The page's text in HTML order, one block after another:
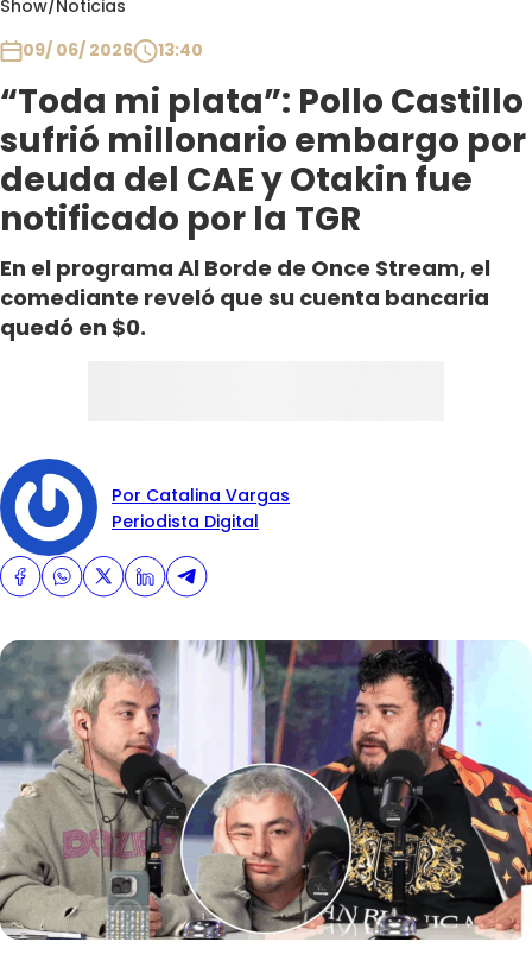
Show/Noticias
09/ 06/ 2026
13:40
“Toda mi plata”: Pollo Castillo
sufrió millonario embargo por
deuda del CAE y Otakin fue
notificado por la TGR
En el programa Al Borde de Once Stream, el
comediante reveló que su cuenta bancaria
quedó en $0.
Por Catalina Vargas
Periodista Digital
Club De La Comedia
Contigo en Directo
Plan Perfecto
El Tiempo
Sabingo
Todos Los Programas